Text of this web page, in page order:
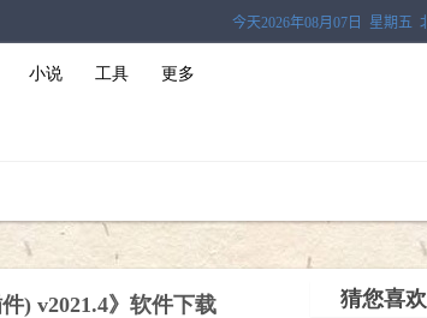
小说 工具
更多
) v2021.4》软件下载 猜您喜欢